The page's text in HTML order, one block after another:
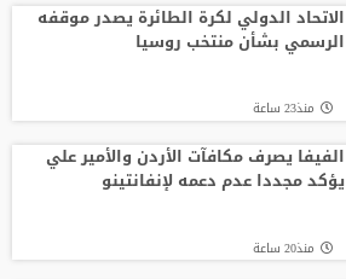
الاتحاد الدولي لكرة الطائرة يصدر موقفه
الرسمي بشأن منتخب روسيا
منذ23 ساعة
الفيفا يصرف مكافآت الأردن والأمير علي
يؤكد مجددا عدم دعمه لإنفانتينو
منذ20 ساعة